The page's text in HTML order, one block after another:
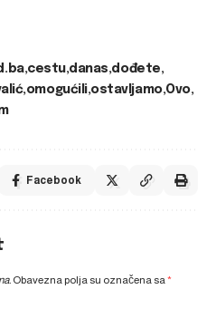
cestu danas dođete
omogućili ostavljamo Ovo
Facebook
Obavezna polja su označena sa*